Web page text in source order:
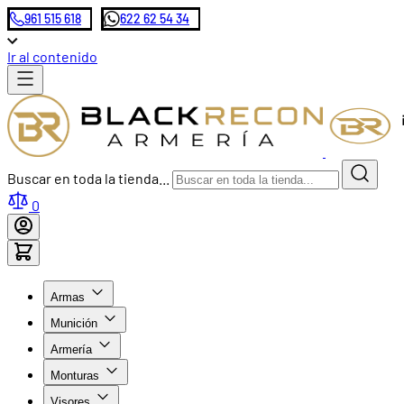
961 515 618 622 62 54 34
Ir al contenido
Buscar en toda la tienda...
0
Armas
Munición
Armería
Monturas